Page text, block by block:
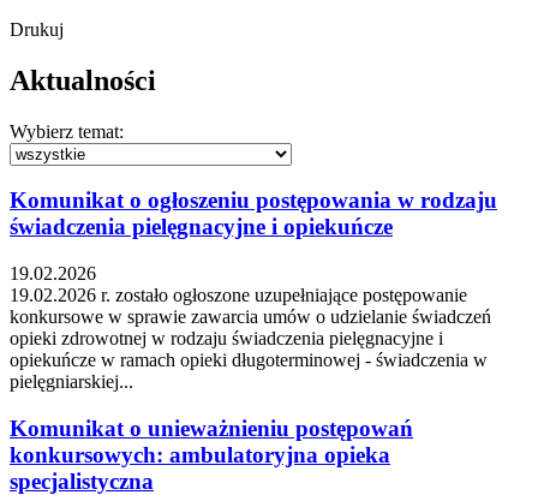
Drukuj
Aktualności
Wybierz temat:
Komunikat o ogłoszeniu postępowania w rodzaju
świadczenia pielęgnacyjne i opiekuńcze
19.02.2026
19.02.2026 r. zostało ogłoszone uzupełniające postępowanie
konkursowe w sprawie zawarcia umów o udzielanie świadczeń
opieki zdrowotnej w rodzaju świadczenia pielęgnacyjne i
opiekuńcze w ramach opieki długoterminowej - świadczenia w
pielęgniarskiej...
Komunikat o unieważnieniu postępowań
konkursowych: ambulatoryjna opieka
specjalistyczna